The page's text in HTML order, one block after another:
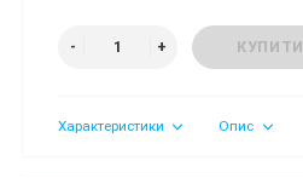
КУПИТИ
Характеристики Опис